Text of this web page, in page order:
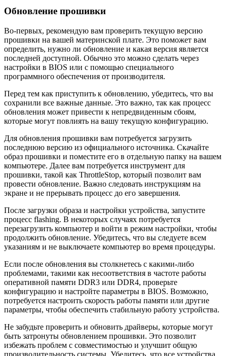
Обновление прошивки
Во-первых, рекомендую вам проверить текущую версию
прошивки на вашей материнской плате. Это поможет вам
определить, нужно ли обновление и какая версия является
последней доступной. Обычно это можно сделать через
настройки в BIOS или с помощью специального
программного обеспечения от производителя.
Перед тем как приступить к обновлению, убедитесь, что вы
сохранили все важные данные. Это важно, так как процесс
обновления может привести к непредвиденным сбоям,
которые могут повлиять на вашу текущую конфигурацию.
Для обновления прошивки вам потребуется загрузить
последнюю версию из официального источника. Скачайте
образ прошивки и поместите его в отдельную папку на вашем
компьютере. Далее вам потребуется инструмент для
прошивки, такой как ThrottleStop, который позволит вам
провести обновление. Важно следовать инструкциям на
экране и не прерывать процесс до его завершения.
После загрузки образа и настройки устройства, запустите
процесс flashing. В некоторых случаях потребуется
перезагрузить компьютер и войти в режим настройки, чтобы
продолжить обновление. Убедитесь, что вы следуете всем
указаниям и не выключаете компьютер во время процедуры.
Если после обновления вы столкнетесь с какими-либо
проблемами, такими как несоответствия в частоте работы
оперативной памяти DDR3 или DDR4, проверьте
конфигурацию и настройте параметры в BIOS. Возможно,
потребуется настроить скорость работы памяти или другие
параметры, чтобы обеспечить стабильную работу устройства.
Не забудьте проверить и обновить драйверы, которые могут
быть затронуты обновлением прошивки. Это позволит
избежать проблем с совместимостью и улучшит общую
производительность системы. Убедитесь, что все устройства